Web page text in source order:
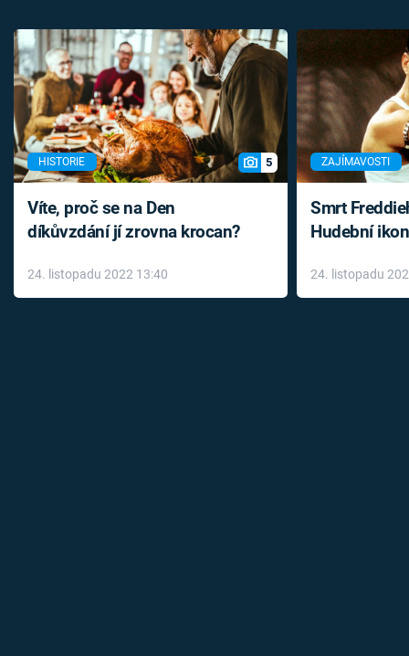
HISTORIE 5
Víte, proč se na Den
díkůvzdání jí zrovna krocan?
24. listopadu 2022 13:40
ZAJÍMAVOSTI
Smrt
Hudební
léky
24. listopadu